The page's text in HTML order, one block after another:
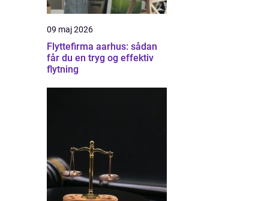
09 maj 2026
Flyttefirma aarhus: sådan
får du en tryg og effektiv
flytning